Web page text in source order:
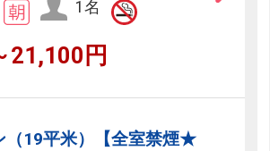
1名
21,100円
19平米）【全室禁煙★